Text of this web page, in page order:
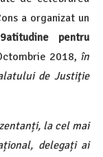
a organizat un
pentru
2018, în
de Justiţie
la cel mai
delegați ai